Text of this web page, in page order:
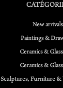
New arrivals
Paintings &
Ceramics &
Ceramics &
Sculptures, Furniture &